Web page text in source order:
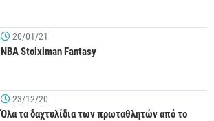
20/01/21
NBA Stoiximan Fantasy
23/12/20
Όλα τα δαχτυλίδια των πρωταθλητών από το